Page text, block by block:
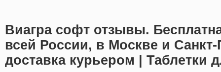
Виагра софт отзывы.
всей России, в Москве и Санкт-
доставка курьером | Таблетки